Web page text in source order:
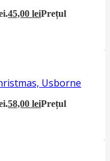
45,00leiPrețul
Usborne
58,00leiPrețul